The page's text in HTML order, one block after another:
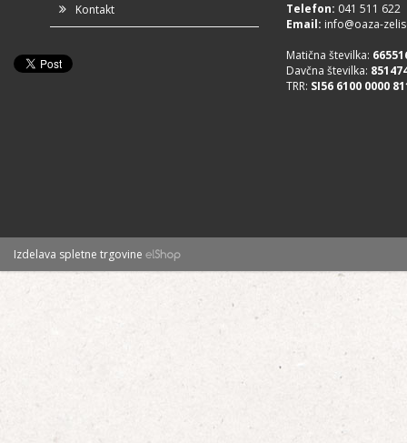
Kontakt
Telefon: 041 511 622
Email: info@oaza-
Matična številka:
Davčna številka:
TRR: SI56 6100 0000
Izdelava spletne trgovine